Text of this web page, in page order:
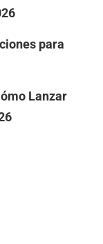
para
Lanzar